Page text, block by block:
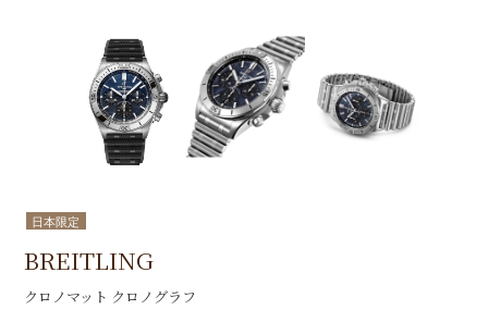
日本限定
BREITLING
クロノマット クロノグラフ